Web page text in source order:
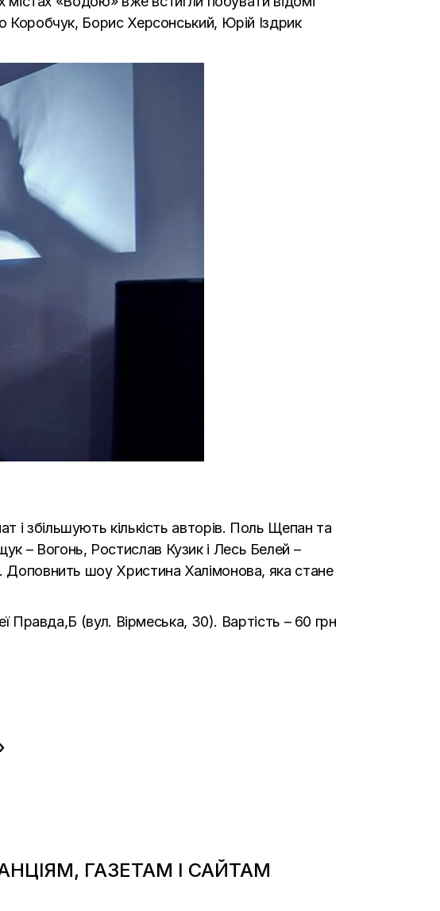
Коробчук, Борис Херсонський, Юрій Іздрик
і збільшують кількість авторів. Поль Щепан та
– Вогонь, Ростислав Кузик і Лесь Белей –
шоу Христина Халімонова, яка стане
Правда,Б (вул. Вірмеська, 30). Вартість – 60 грн
ГАЗЕТАМ І САЙТАМ